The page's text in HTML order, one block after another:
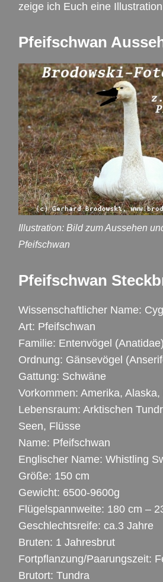
zeige ich Euch eine
Pfeifschwan
Illustration: Bild zum Aussehen
Pfeifschwan
Pfeifschwan
Wissenschaftlicher Name:
Art: Pfeifschwan
Familie: Entenvögel (Anatidae)
Ordnung: Gänsevögel
Gattung: Schwäne
Vorkommen: Amerika, Alaska,
Lebensraum: Arktischen
Seen, Flüsse
Name: Pfeifschwan
Englischer Name: Whistling
Größe: 150 cm
Gewicht: 6500-9600g
Flügelspannweite: 180 cm –
Geschlechtsreife: ca.3 Jahre
Bruten: 1 Jahresbrut
Fortpflanzung/Paarungszeit:
Brutort: Tundra